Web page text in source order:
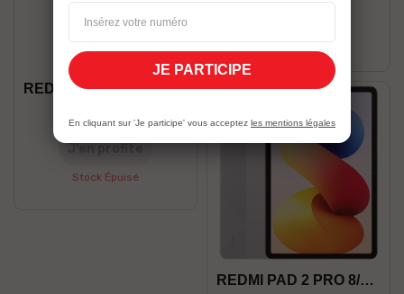
REDMI NOTE 15 8/256 5G
J’en profite
Stock Épuisé
Stock Épuisé
REDMI PAD 2 PRO 8/256 5G
JE PARTICIPE
En cliquant sur 'Je participe' vous acceptez les mentions légales